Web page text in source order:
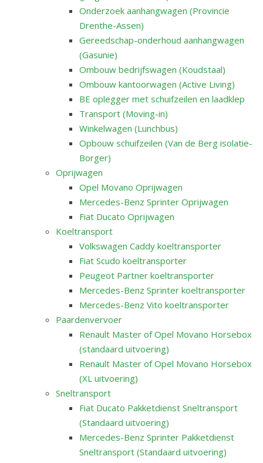
Onderzoek aanhangwagen (Provincie
Drenthe-Assen)
Gereedschap-onderhoud aanhangwagen
(Gasunie)
Ombouw bedrijfswagen (Koudstaal)
Ombouw kantoorwagen (Active Living)
BE oplegger met schuifzeilen en laadklep
Transport (Moving-in)
Winkelwagen (Lunchbus)
Opbouw schuifzeilen (Van de Berg isolatie-
Borger)
Oprijwagen
Opel Movano Oprijwagen
Mercedes-Benz Sprinter Oprijwagen
Fiat Ducato Oprijwagen
Koeltransport
Volkswagen Caddy koeltransporter
Fiat Scudo koeltransporter
Peugeot Partner koeltransporter
Mercedes-Benz Sprinter koeltransporter
Mercedes-Benz Vito koeltransporter
Paardenvervoer
Renault Master of Opel Movano Horsebox
(standaard uitvoering)
Renault Master of Opel Movano Horsebox
(XL uitvoering)
Sneltransport
Fiat Ducato Pakketdienst Sneltransport
(Standaard uitvoering)
Mercedes-Benz Sprinter Pakketdienst
Sneltransport (Standaard uitvoering)